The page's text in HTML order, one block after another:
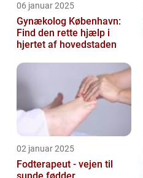
06 januar 2025
Gynækolog København:
Find den rette hjælp i
hjertet af hovedstaden
02 januar 2025
Fodterapeut - vejen til